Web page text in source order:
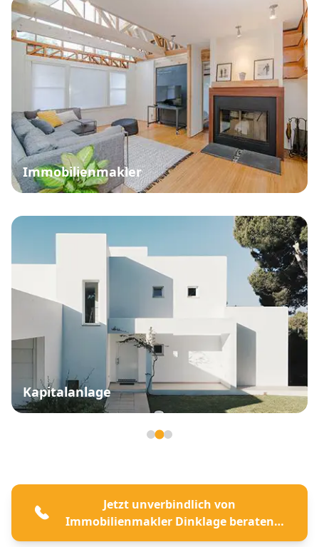
Immobilienmakler
Kapitalanlage
Jetzt unverbindlich von
Immobilienmakler Dinklage beraten
lassen